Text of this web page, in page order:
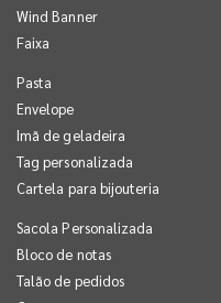
Wind Banner
Faixa
Pasta
Envelope
Imã de geladeira
Tag personalizada
Cartela para bijouteria
Sacola Personalizada
Bloco de notas
Talão de pedidos